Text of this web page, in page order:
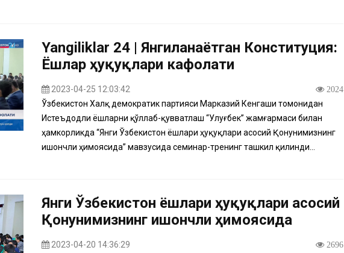
Yangiliklar 24 | Янгиланаётган Конституция:
Ёшлар ҳуқуқлари кафолати
2023-04-25 12:03:42 2024
Ўзбекистон Халқ демократик партияси Марказий Кенгаши томонидан
Истеъдодли ёшларни қўллаб-қувватлаш “Улуғбек” жамғармаси билан
ҳамкорликда “Янги Ўзбекистон ёшлари ҳуқуқлари асосий Қонунимизнинг
ишончли ҳимоясида” мавзусида семинар-тренинг ташкил қилинди...
Янги Ўзбекистон ёшлари ҳуқуқлари асосий
Қонунимизнинг ишончли ҳимоясида
2023-04-20 14:36:29 2696